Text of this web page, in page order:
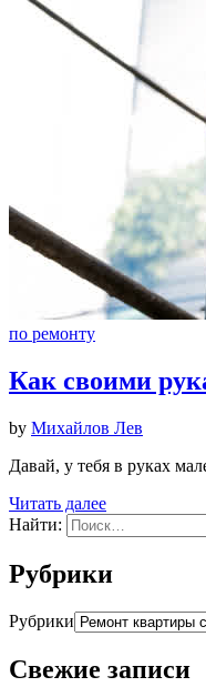
по ремонту
Как своими
by Михайлов Лев
Давай, у тебя в руках
Читать далее
Найти:
Рубрики
Рубрики
Свежие записи